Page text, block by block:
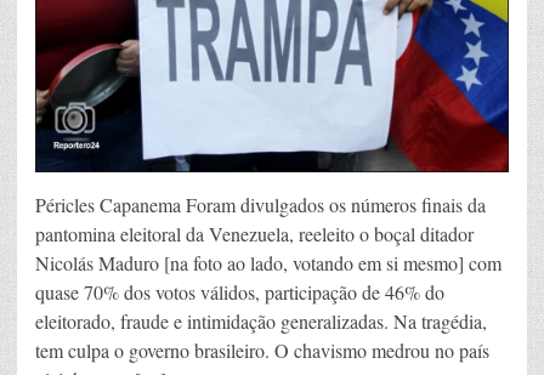
Péricles Capanema Foram divulgados os números finais da
pantomina eleitoral da Venezuela, reeleito o boçal ditador
Nicolás Maduro [na foto ao lado, votando em si mesmo] com
quase 70% dos votos válidos, participação de 46% do
eleitorado, fraude e intimidação generalizadas. Na tragédia,
tem culpa o governo brasileiro. O chavismo medrou no país